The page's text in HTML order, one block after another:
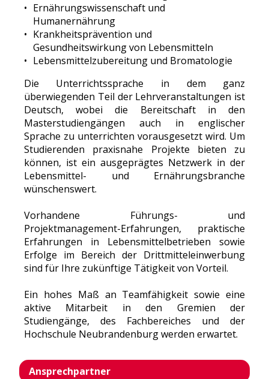
Ernährungswissenschaft und
Humanernährung
Krankheitsprävention und
Gesundheitswirkung von Lebensmitteln
Lebensmittelzubereitung und Bromatologie
Die Unterrichtssprache in dem ganz
überwiegenden Teil der Lehrveranstaltungen ist
Deutsch, wobei die Bereitschaft in den
Masterstudiengängen auch in englischer
Sprache zu unterrichten vorausgesetzt wird. Um
Studierenden praxisnahe Projekte bieten zu
können, ist ein ausgeprägtes Netzwerk in der
Lebensmittel- und Ernährungsbranche
wünschenswert.
Vorhandene Führungs- und
Projektmanagement-Erfahrungen, praktische
Erfahrungen in Lebensmittelbetrieben sowie
Erfolge im Bereich der Drittmitteleinwerbung
sind für Ihre zukünftige Tätigkeit von Vorteil.
Ein hohes Maß an Teamfähigkeit sowie eine
aktive Mitarbeit in den Gremien der
Studiengänge, des Fachbereiches und der
Hochschule Neubrandenburg werden erwartet.
Ansprechpartner